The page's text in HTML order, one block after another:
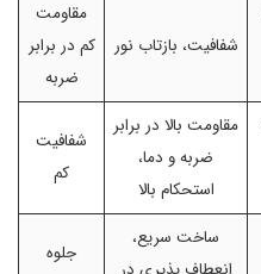
شفافیت، بازتاب نور
مقاومت
کم در برابر
ضربه
مقاومت بالا در برابر
ضربه و دما،
استحکام بالا
شفافیت
کم
ساخت سریع،
جلوه